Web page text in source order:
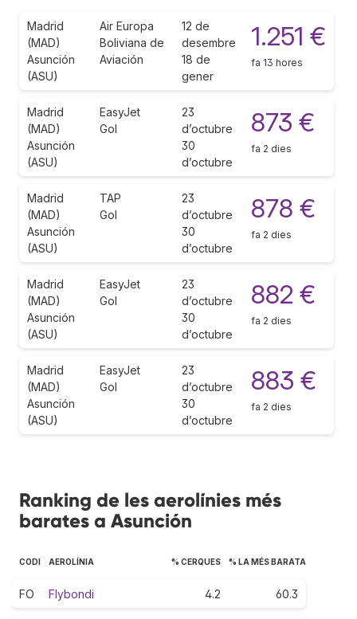
Madrid
(MAD)
Asunción
(ASU)
Air Europa
Boliviana de
Aviación
12 de
desembre
18 de
gener
1.251 €
fa 13 hores
Madrid
(MAD)
Asunción
(ASU)
EasyJet
Gol
23
d’octubre
30
d’octubre
873 €
fa 2 dies
Madrid
(MAD)
Asunción
(ASU)
TAP
Gol
23
d’octubre
30
d’octubre
878 €
fa 2 dies
Madrid
(MAD)
Asunción
(ASU)
EasyJet
Gol
23
d’octubre
30
d’octubre
882 €
fa 2 dies
Madrid
(MAD)
Asunción
(ASU)
EasyJet
Gol
23
d’octubre
30
d’octubre
883 €
fa 2 dies
Ranking de les aerolínies més
barates a Asunción
CODI AEROLÍNIA % CERQUES % LA MÉS BARATA
FO Flybondi 4.2 60.3